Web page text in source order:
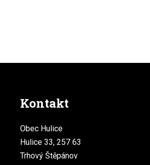
Kontakt
Obec Hulice
Hulice 33, 257 63
Trhový Štěpánov